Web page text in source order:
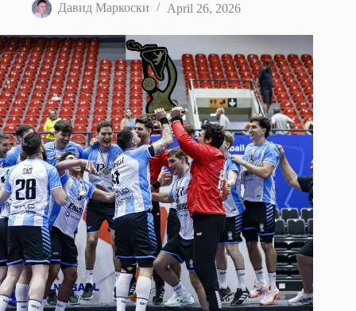
Давид Маркоски
April 26, 2026